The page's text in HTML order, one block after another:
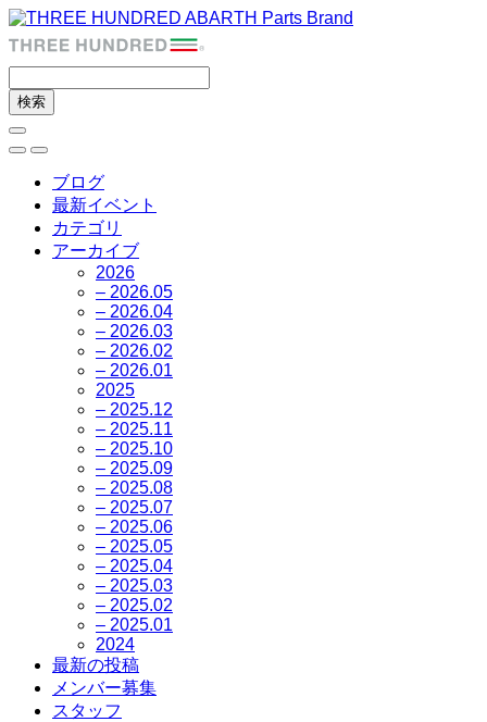
ブログ
最新イベント
カテゴリ
アーカイブ
2026
– 2026.05
– 2026.04
– 2026.03
– 2026.02
– 2026.01
2025
– 2025.12
– 2025.11
– 2025.10
– 2025.09
– 2025.08
– 2025.07
– 2025.06
– 2025.05
– 2025.04
– 2025.03
– 2025.02
– 2025.01
2024
最新の投稿
メンバー募集
スタッフ